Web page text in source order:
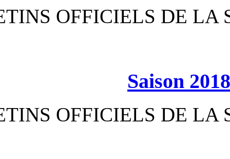
BULLETINS
BULLETINS